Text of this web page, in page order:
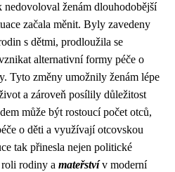
nedovoloval ženám dlouhodobější
začala měnit. Byly zavedeny
s dětmi, prodloužila se
alternativní formy péče o
Tyto změny umožnily ženám lépe
a zároveň posílily důležitost
může být rostoucí počet otců,
o děti a využívají otcovskou
tak přinesla nejen politické
rodiny a mateřstvív moderní